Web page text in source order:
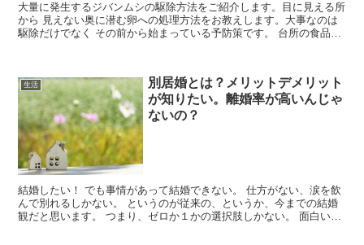
大量に発生するジバンムシの駆除方法をご紹介します。目に見える所
から 見えない奥に潜む卵への処理方法をお教えします。大事なのは
駆除だけでなく その前から始まっている予防策です。 台所の食品の
生活
別居婚とは？メリットデメリット
が知りたい。離婚率が高いんじゃ
ないの？
結婚したい！ でも事情があって結婚できない。 仕方がない、涙を飲
んで別れるしかない。 というのが従来の、というか、今までの結婚
観だと思います。 つまり、ゼロか１かの選択肢しかない。 面白いこ